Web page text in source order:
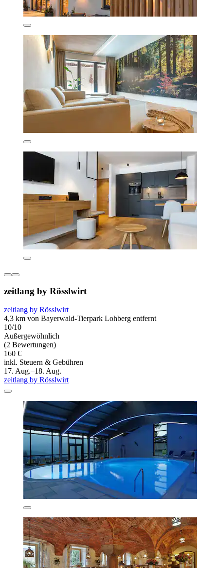
zeitlang by Rösslwirt
zeitlang by Rösslwirt
4,3 km von Bayerwald-Tierpark Lohberg entfernt
10/10
Außergewöhnlich
(2 Bewertungen)
160 €
inkl. Steuern & Gebühren
17. Aug.–18. Aug.
zeitlang by Rösslwirt